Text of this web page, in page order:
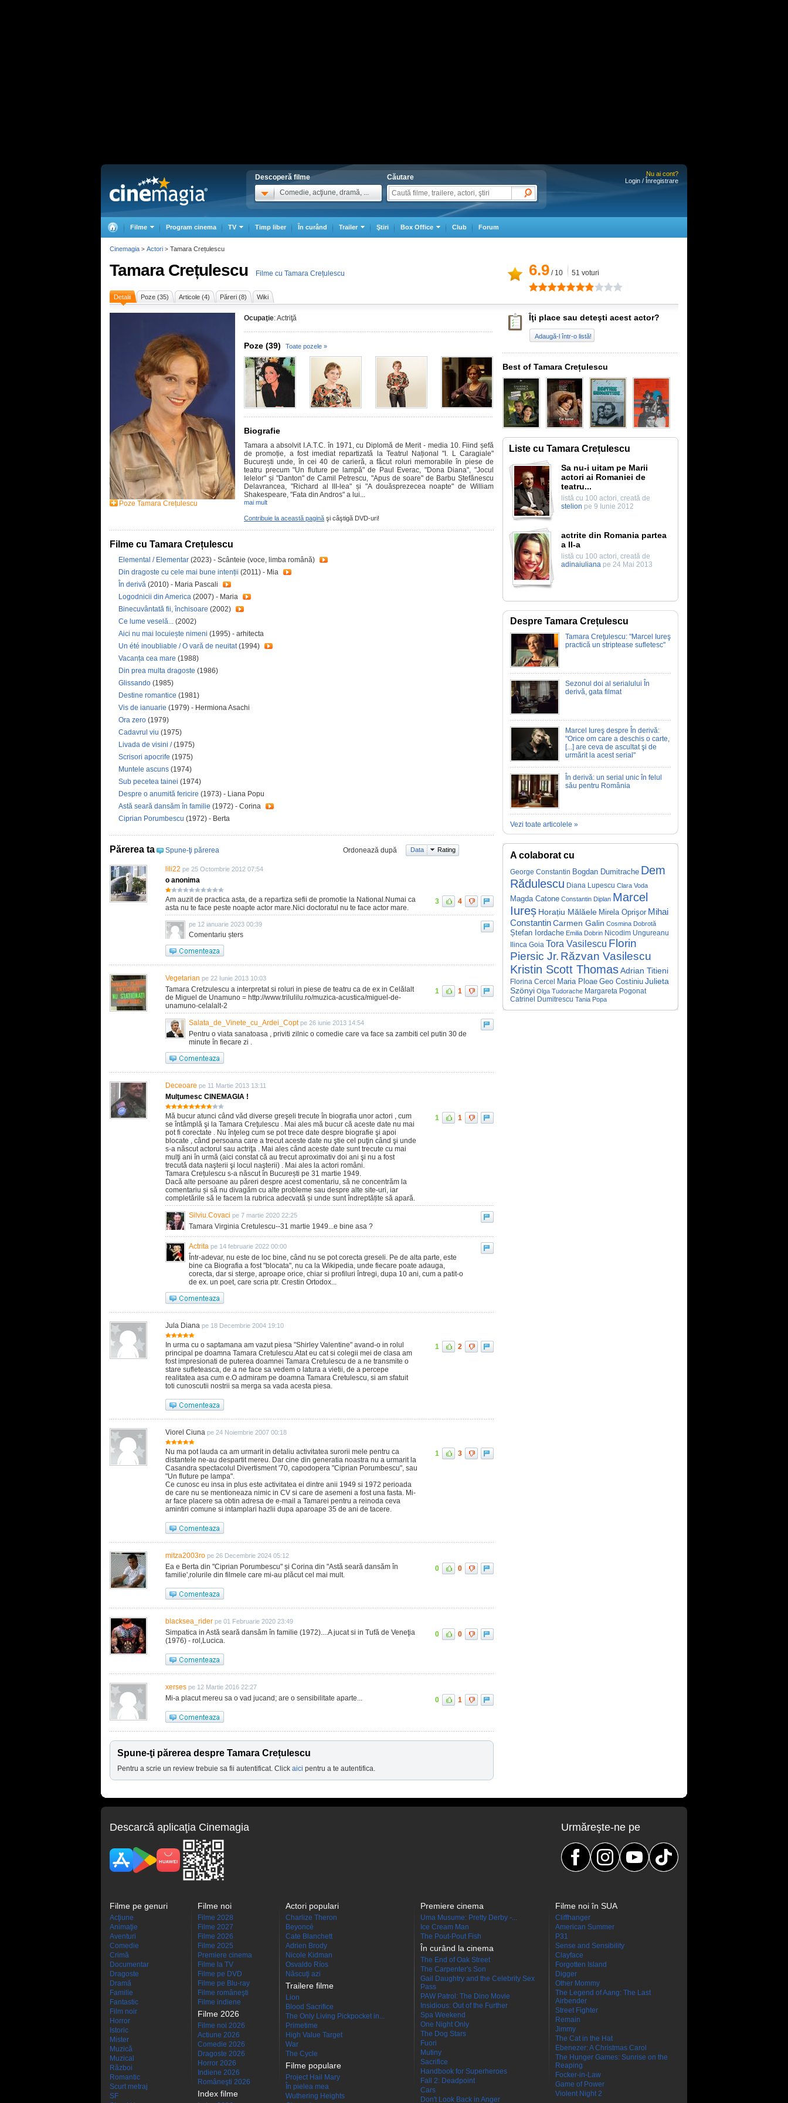
Descoperă filme
Comedie, acţiune, dramă, ...
Căutare
Nu ai cont?
Login / Înregistrare
Filme Program cinema TV Timp liber În curând Trailer Ştiri Box Office Club Forum
Tamara Crețulescu Filme cu Tamara Crețulescu 6.9 / 10 51 voturi
Detalii Poze (35) Articole (4) Păreri (8) Wiki
Poze Tamara Crețulescu
Ocupaţie: Actriţă
Poze (39) Toate pozele »
Biografie
Tamara a absolvit I.A.T.C. în 1971, cu Diplomă de Merit - media 10. Fiind șefă
de promoție, a fost imediat repartizată la Teatrul Național "I. L Caragiale"
București unde, în cei 40 de carieră, a făcut roluri memorabile în piese de
teatru precum "Un fluture pe lampă" de Paul Everac, "Dona Diana", "Jocul
Ielelor" și "Danton" de Camil Petrescu, "Apus de soare" de Barbu Ștefănescu
Delavrancea, "Richard al III-lea" și "A douăsprezecea noapte" de William
Shakespeare, "Fata din Andros" a lui...
mai mult
Contribuie la această pagină şi câştigă DVD-uri!
Filme cu Tamara Crețulescu
Elemental / Elementar (2023) - Scânteie (voce, limba română)
Din dragoste cu cele mai bune intenții (2011) - Mia
În derivă (2010) - Maria Pascali
Logodnicii din America (2007) - Maria
Binecuvântată fii, închisoare (2002)
Ce lume veselă... (2002)
Aici nu mai locuiește nimeni (1995) - arhitecta
Un été inoubliable / O vară de neuitat(1994)
Vacanța cea mare (1988)
Din prea multa dragoste (1986)
Glissando (1985)
Destine romantice (1981)
Vis de ianuarie (1979) - Hermiona Asachi
Ora zero (1979)
Cadavrul viu (1975)
Livada de visini /(1975)
Scrisori apocrife (1975)
Muntele ascuns (1974)
Sub pecetea tainei (1974)
Despre o anumită fericire (1973) - Liana Popu
Astă seară dansăm în familie (1972) - Corina
Ciprian Porumbescu (1972) - Berta
Părerea ta Spune-ţi părerea Ordonează după Data Rating
lili22 pe 25 Octombrie 2012 07:54
o anonima
Am auzit de practica asta, de a repartiza sefii de promotie la National.Numai ca
asta nu te face peste noapte actor mare.Nici doctoratul nu te face actor mare.
3 4
pe 12 ianuarie 2023 00:39
Comentariu șters
Vegetarian pe 22 Iunie 2013 10:03
Tamara Cretzulescu a interpretat si roluri in piese de teatru ca de ex in Celălalt
de Miguel de Unamuno = http://www.trilulilu.ro/muzica-acustica/miguel-de-
unamuno-celalalt-2
1 1
Salata_de_Vinete_cu_Ardei_Copt pe 26 iunie 2013 14:54
Pentru o viata sanatoasa , priviti zilnic o comedie care va face sa zambiti cel putin 30 de
minute în fiecare zi .
Deceoare pe 11 Martie 2013 13:11
Mulţumesc CINEMAGIA !
Mă bucur atunci când văd diverse greşeli trecute în biografia unor actori , cum
se întâmplă şi la Tamara Creţulescu . Mai ales mă bucur că aceste date nu mai
pot fi corectate . Nu înţeleg cum se pot trece date despre biografie şi apoi
blocate , când persoana care a trecut aceste date nu ştie cel puţin când şi unde
s-a născut actorul sau actriţa . Mai ales când aceste date sunt trecute cu mai
mulţi ani în urmă (aici constat că au trecut aproximativ doi ani şi nu a fost
trecută data naşterii şi locul naşterii) . Mai ales la actori români.
Tamara Crețulescu s-a născut în București pe 31 martie 1949.
Dacă alte persoane au păreri despre acest comentariu, să ne concentrăm la
comentariu și să nu divagăm cu alte probleme sau despre alte site-uri, iar
completările să le facem la rubrica adecvată și unde sunt îndreptățite să apară.
1 1
Silviu.Covaci pe 7 martie 2020 22:25
Tamara Virginia Cretulescu--31 martie 1949...e bine asa ?
Actrita pe 14 februarie 2022 00:00
Într-adevar, nu este de loc bine, când nu se pot corecta greseli. Pe de alta parte, este
bine ca Biografia a fost "blocata", nu ca la Wikipedia, unde fiecare poate adauga,
corecta, dar si sterge, aproape orice, chiar si profiluri întregi, dupa 10 ani, cum a patit-o
de ex. un poet, care scria ptr. Crestin Ortodox...
Jula Diana pe 18 Decembrie 2004 19:10
In urma cu o saptamana am vazut piesa "Shirley Valentine" avand-o in rolul
principal pe doamna Tamara Cretulescu.Atat eu cat si colegii mei de clasa am
fost impresionati de puterea doamnei Tamara Cretulescu de a ne transmite o
stare sufleteasca, de a ne face sa vedem o latura a vietii, de a percepe
realitatea asa cum e.O admiram pe doamna Tamara Cretulescu, si am sfatuit
toti cunoscutii nostrii sa merga sa vada acesta piesa.
1 2
Viorel Ciuna pe 24 Noiembrie 2007 00:18
Nu ma pot lauda ca am urmarit in detaliu activitatea surorii mele pentru ca
distantele ne-au despartit mereu. Dar cine din generatia noastra nu a urmarit la
Casandra spectacolul Divertisment '70, capodopera "Ciprian Porumbescu", sau
"Un fluture pe lampa".
Ce cunosc eu insa in plus este activitatea ei dintre anii 1949 si 1972 perioada
de care nu se mentioneaza nimic in CV si care de asemeni a fost una fasta. Mi-
ar face placere sa obtin adresa de e-mail a Tamarei pentru a reinoda ceva
amintiri comune si intamplari hazlii dupa aparoape 35 de ani de tacere.
1 3
mitza2003ro pe 26 Decembrie 2024 05:12
Ea e Berta din "Ciprian Porumbescu" și Corina din "Astă seară dansăm în
familie',rolurile din filmele care mi-au plăcut cel mai mult.
0 0
blacksea_rider pe 01 Februarie 2020 23:49
Simpatica in Astă seară dansăm în familie (1972)....A jucat si in Tufă de Veneţia
(1976) - rol,Lucica.
0 0
xerses pe 12 Martie 2016 22:27
Mi-a placut mereu sa o vad jucand; are o sensibilitate aparte... 0 1
Spune-ţi părerea despre Tamara Crețulescu
Pentru a scrie un review trebuie sa fii autentificat. Click aici pentru a te autentifica.
Îţi place sau deteşti acest actor?
Adaugă-l într-o listă!
Best of Tamara Crețulescu
Liste cu Tamara Crețulescu
Sa nu-i uitam pe Marii
actori ai Romaniei de
teatru...
listă cu 100 actori, creată de
stelion pe 9 Iunie 2012
actrite din Romania partea
a II-a
listă cu 100 actori, creată de
adinaiuliana pe 24 Mai 2013
Despre Tamara Crețulescu
Tamara Creţulescu: "Marcel Iureş
practică un striptease sufletesc"
Sezonul doi al serialului În
derivă, gata filmat
Marcel Iureş despre În derivă:
"Orice om care a deschis o carte,
[...] are ceva de ascultat şi de
urmărit la acest serial"
În derivă: un serial unic în felul
său pentru România
Vezi toate articolele »
A colaborat cu
George Constantin Bogdan Dumitrache Dem
Rădulescu Diana Lupescu Clara Voda
Magda Catone Constantin Diplan Marcel
Iureș Horațiu Mălăele Mirela Oprişor Mihai
Constantin Carmen Galin Cosmina Dobrotă
Ștefan Iordache Emilia Dobrin Nicodim Ungureanu
Ilinca Goia Tora Vasilescu Florin
Piersic Jr. Răzvan Vasilescu
Kristin Scott ThomasAdrian Titieni
Florina Cercel Maria Ploae Geo Costiniu Julieta
Szönyi Olga Tudorache Margareta Pogonat
Catrinel Dumitrescu Tania Popa
Cinemagia > Actori > Tamara Crețulescu
Descarcă aplicaţia Cinemagia Urmăreşte-ne pe
Filme pe genuri
Acţiune
Animaţie
Aventuri
Comedie
Crimă
Documentar
Dragoste
Dramă
Familie
Fantastic
Film noir
Horror
Istoric
Mister
Muzică
Muzical
Război
Romantic
Scurt metraj
SF
Filme noi
Filme 2028
Filme 2027
Filme 2026
Filme 2025
Premiere cinema
Filme la TV
Filme pe DVD
Filme pe Blu-ray
Filme româneşti
Filme indiene
Filme 2026
Filme noi 2026
Actiune 2026
Comedie 2026
Dragoste 2026
Horror 2026
Indiene 2026
Româneşti 2026
Index filme
Actori populari
Charlize Theron
Beyoncé
Cate Blanchett
Adrien Brody
Nicole Kidman
Osvaldo Ríos
Născuţi azi
Trailere filme
Lion
Blood Sacrifice
The Only Living Pickpocket in...
Primetime
High Value Target
War
The Cycle
Filme populare
Project Hail Mary
În pielea mea
Wuthering Heights
Premiere cinema
Uma Musume: Pretty Derby -...
Ice Cream Man
The Pout-Pout Fish
În curând la cinema
The End of Oak Street
The Carpenter's Son
Gail Daughtry and the Celebrity Sex
Pass
PAW Patrol: The Dino Movie
Insidious: Out of the Further
Spa Weekend
One Night Only
The Dog Stars
Fuori
Mutiny
Sacrifice
Handbook for Superheroes
Fall 2: Deadpoint
Cars
Don't Look Back in Anger
Filme noi în SUA
Cliffhanger
American Summer
P31
Sense and Sensibility
Clayface
Forgotten Island
Digger
Other Mommy
The Legend of Aang: The Last
Airbender
Street Fighter
Remain
Jimmy
The Cat in the Hat
Ebenezer: A Christmas Carol
The Hunger Games: Sunrise on the
Reaping
Focker-in-Law
Game of Power
Violent Night 2